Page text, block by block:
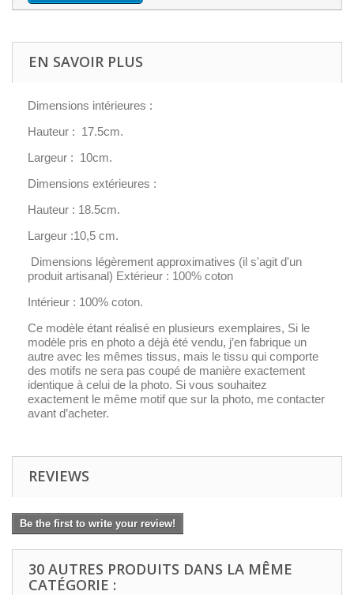
EN SAVOIR PLUS
Dimensions intérieures :
Hauteur : 17.5cm.
Largeur : 10cm.
Dimensions extérieures :
Hauteur : 18.5cm.
Largeur :10,5 cm.
Dimensions légèrement approximatives (il s'agit d'un
produit artisanal) Extérieur : 100% coton
Intérieur : 100% coton.
Ce modèle étant réalisé en plusieurs exemplaires, Si le
modèle pris en photo a déjà été vendu, j’en fabrique un
autre avec les mêmes tissus, mais le tissu qui comporte
des motifs ne sera pas coupé de manière exactement
identique à celui de la photo. Si vous souhaitez
exactement le même motif que sur la photo, me contacter
avant d’acheter.
REVIEWS
Be the first to write your review!
30 AUTRES PRODUITS DANS LA MÊME
CATÉGORIE :